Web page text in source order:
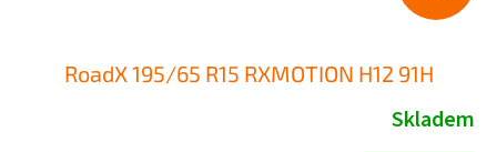
RoadX 195/65 R15 RXMOTION H12 91H
Skladem